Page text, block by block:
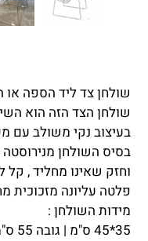
שולחן צד ליד הספה
שולחן הצד הזה הוא
בעיצוב נקי משולב עם
בסיס השולחן מ
וחזק שאינו מחליד , קל
פלטה עליונה מזכוכית מחוסמת
מידות השולחן :
35*45 ס"מ | גובה 55 ס"מ